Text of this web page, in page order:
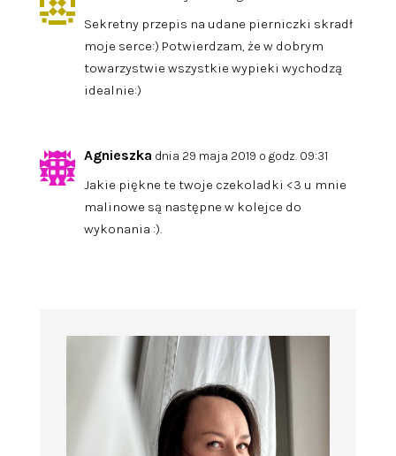
Sekretny przepis na udane pierniczki skradł
moje serce:) Potwierdzam, że w dobrym
towarzystwie wszystkie wypieki wychodzą
idealnie:)
Agnieszka dnia 29 maja 2019 o godz. 09:31
Jakie piękne te twoje czekoladki <3 u mnie
malinowe są następne w kolejce do
wykonania :).